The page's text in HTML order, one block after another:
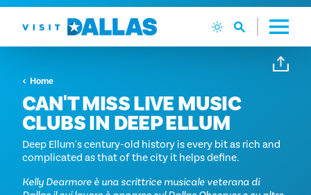
Vai al contenuto
Home
CAN'T MISS LIVE MUSIC
CLUBS IN DEEP ELLUM
Deep Ellum's century-old history is every bit as rich and
complicated as that of the city it helps define.
Kelly Dearmore è una scrittrice musicale veterana di